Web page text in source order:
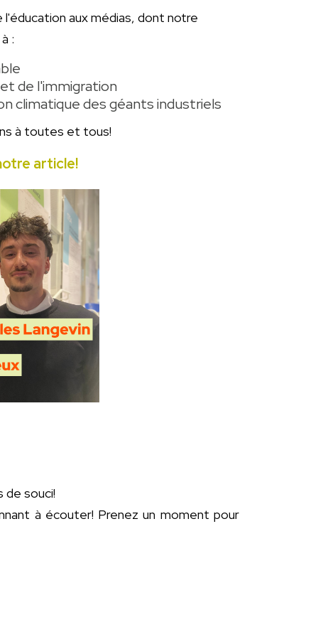
aux médias, dont notre
:
de l'immigration
climatique des géants industriels
à toutes et tous!
article!
de souci!
à écouter! Prenez un moment pour